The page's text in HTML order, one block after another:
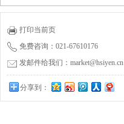
打印当前页
免费咨询：021-67610176
发邮件给我们：market@hsiyen.cn
分享到：